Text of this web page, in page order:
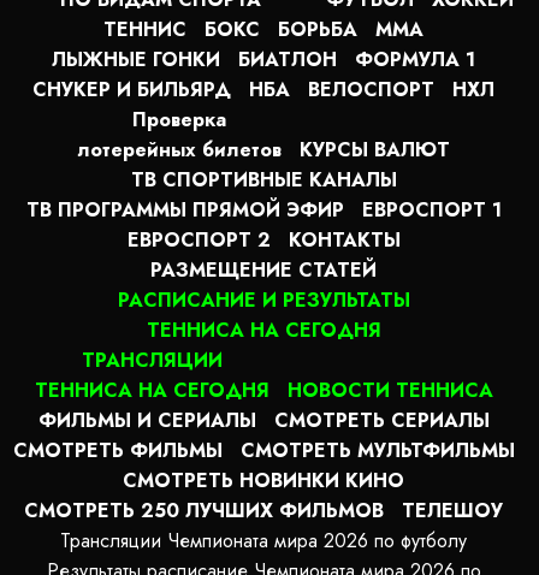
ТЕННИС
БОКС БОРЬБА
MMA
ЛЫЖНЫЕ ГОНКИ
БИАТЛОН
ФОРМУЛА 1
СНУКЕР И БИЛЬЯРД
НБА ВЕЛОСПОРТ
НХЛ
Проверка
лотерейных билетов
КУРСЫ ВАЛЮТ
ТВ СПОРТИВНЫЕ КАНАЛЫ
ТВ ПРОГРАММЫ ПРЯМОЙ ЭФИР
ЕВРОСПОРТ 1
ЕВРОСПОРТ 2
КОНТАКТЫ
РАЗМЕЩЕНИЕ СТАТЕЙ
РАСПИСАНИЕ И РЕЗУЛЬТАТЫ
ТЕННИСА НА СЕГОДНЯ
ТРАНСЛЯЦИИ
ТЕННИСА НА СЕГОДНЯ
НОВОСТИ ТЕННИСА
ФИЛЬМЫ И СЕРИАЛЫ
СМОТРЕТЬ СЕРИАЛЫ
СМОТРЕТЬ ФИЛЬМЫ
СМОТРЕТЬ МУЛЬТФИЛЬМЫ
СМОТРЕТЬ НОВИНКИ КИНО
СМОТРЕТЬ 250 ЛУЧШИХ ФИЛЬМОВ
ТЕЛЕШОУ
Трансляции Чемпионата мира 2026 по футболу